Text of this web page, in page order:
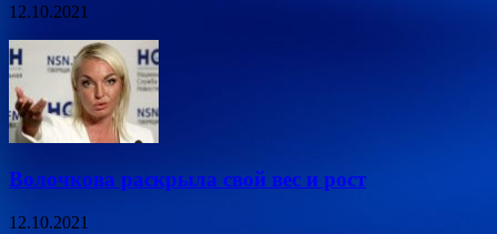
12.10.2021
Волочкова раскрыла свой вес и рост
12.10.2021